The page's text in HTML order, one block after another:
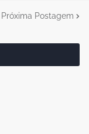
Próxima Postagem